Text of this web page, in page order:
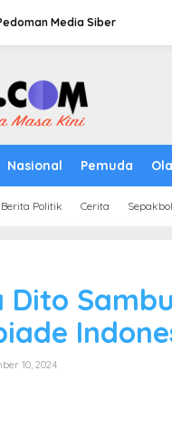
Media Siber
Nasional Pemuda
Berita Politik Cerita
Dito
10, 2024